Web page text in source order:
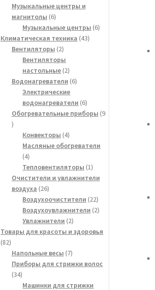
товаров
Музыкальные центры и
магнитолы 66
товаров
Музыкальные центры 66
Климатическая техника 4343
Вентиляторы 22
товара
Вентиляторы
настольные 22
товара
Водонагреватели 66
Электрические
водонагреватели 66
товаров
Обогревательные приборы 9
9
товаров
Конвекторы 44
товара
Масляные обогреватели
44
товара
Тепловентиляторы 11
товар
Очистители и увлажнители
воздуха 2626
товаров
Воздухоочистители 2222
товара
Воздухоувлажнители 22
Увлажнители 22
товара
Товары для красоты и здоровья
8282
товара
Напольные весы 77
товаров
Приборы для стрижки волос
3434
товара
Машинки для стрижки